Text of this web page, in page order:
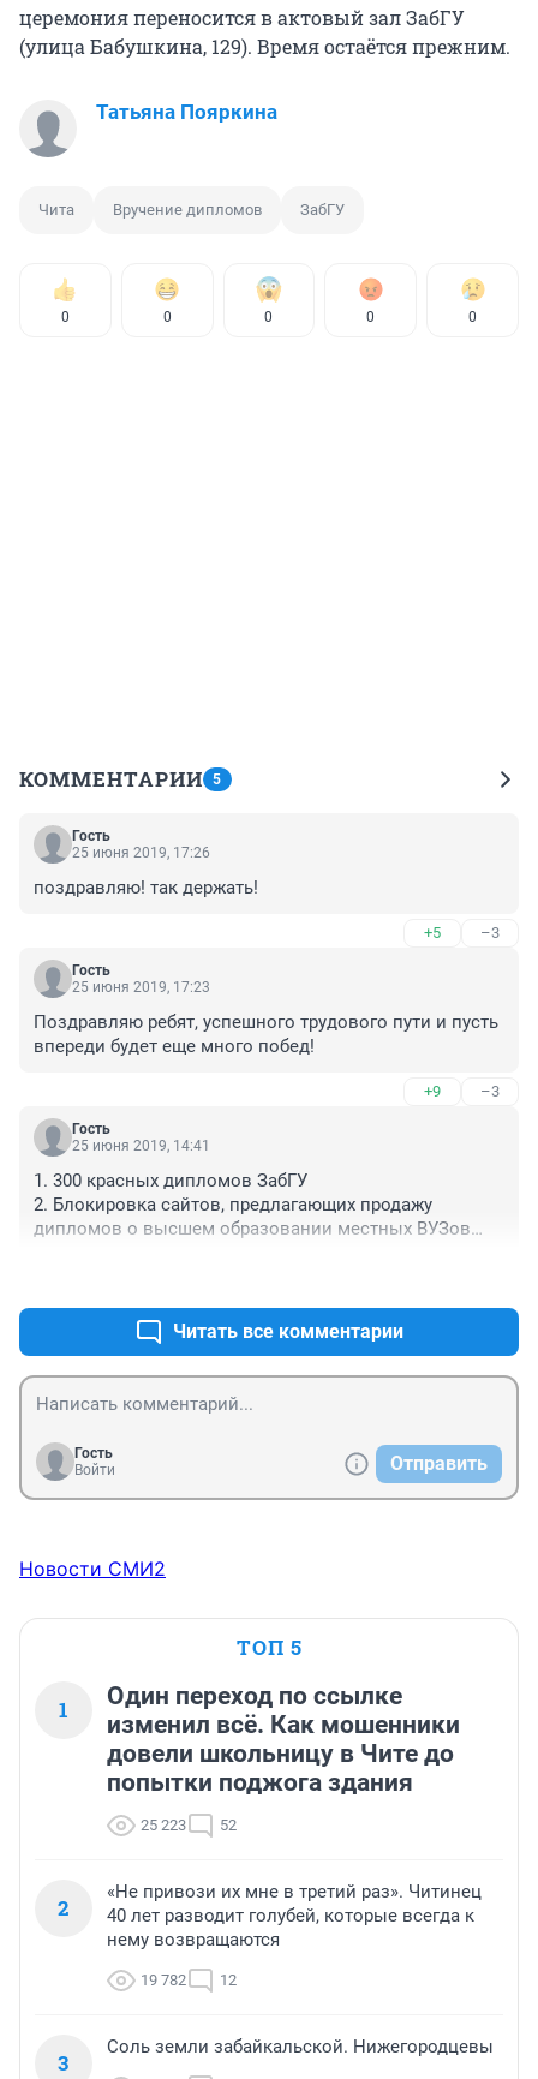
церемония переносится в актовый зал ЗабГУ
(улица Бабушкина, 129). Время остаётся прежним.
Татьяна Пояркина
Чита Вручение дипломов ЗабГУ
0 0 0 0 0
КОММЕНТАРИИ 5
Гость
25 июня 2019, 17:26
поздравляю! так держать!
+5 –3
Гость
25 июня 2019, 17:23
Поздравляю ребят, успешного трудового пути и пусть
впереди будет еще много побед!
+9 –3
Гость
25 июня 2019, 14:41
1. 300 красных дипломов ЗабГУ
2. Блокировка сайтов, предлагающих продажу
дипломов о высшем образовании местных ВУЗов
Читать все комментарии
Гость
Войти
Отправить
Новости СМИ2
ТОП 5
1
Один переход по ссылке
изменил всё. Как мошенники
довели школьницу в Чите до
попытки поджога здания
25 223 52
2
«Не привози их мне в третий раз». Читинец
40 лет разводит голубей, которые всегда к
нему возвращаются
19 782 12
3
Соль земли забайкальской. Нижегородцевы